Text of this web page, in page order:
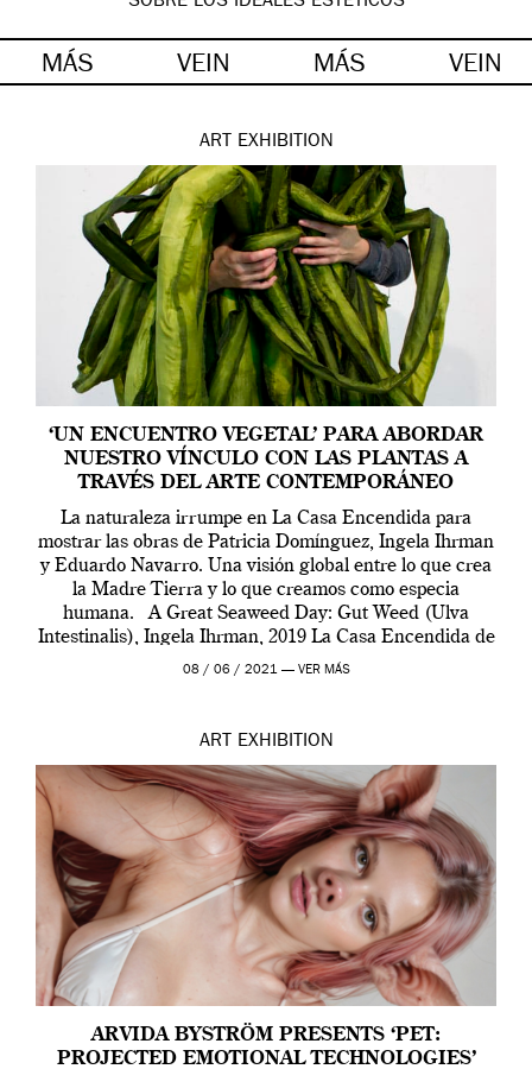
MÁS VEIN MÁS VEIN
ART EXHIBITION
‘UN ENCUENTRO VEGETAL’ PARA ABORDAR
NUESTRO VÍNCULO CON LAS PLANTAS A
TRAVÉS DEL ARTE CONTEMPORÁNEO
La naturaleza irrumpe en La Casa Encendida para
mostrar las obras de Patricia Domínguez, Ingela Ihrman
y Eduardo Navarro. Una visión global entre lo que crea
la Madre Tierra y lo que creamos como especia
humana. A Great Seaweed Day: Gut Weed (Ulva
Intestinalis), Ingela Ihrman, 2019 La Casa Encendida de
Madrid y la Wellcome […]
08 / 06 / 2021 — VER MÁS
ART EXHIBITION
ARVIDA BYSTRÖM PRESENTS ‘PET:
PROJECTED EMOTIONAL TECHNOLOGIES’